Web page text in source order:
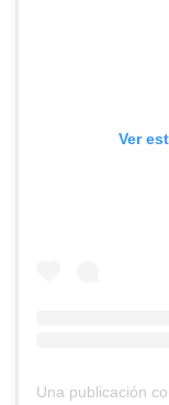
Ver